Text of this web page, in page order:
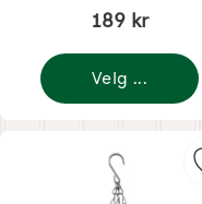
189 kr
Velg ...